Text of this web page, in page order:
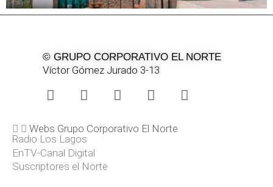
© GRUPO CORPORATIVO EL NORTE
Víctor Gómez Jurado 3-13
Webs Grupo Corporativo El Norte
Radio Los Lagos
EnTV-Canal Digital
Suscriptores el Norte